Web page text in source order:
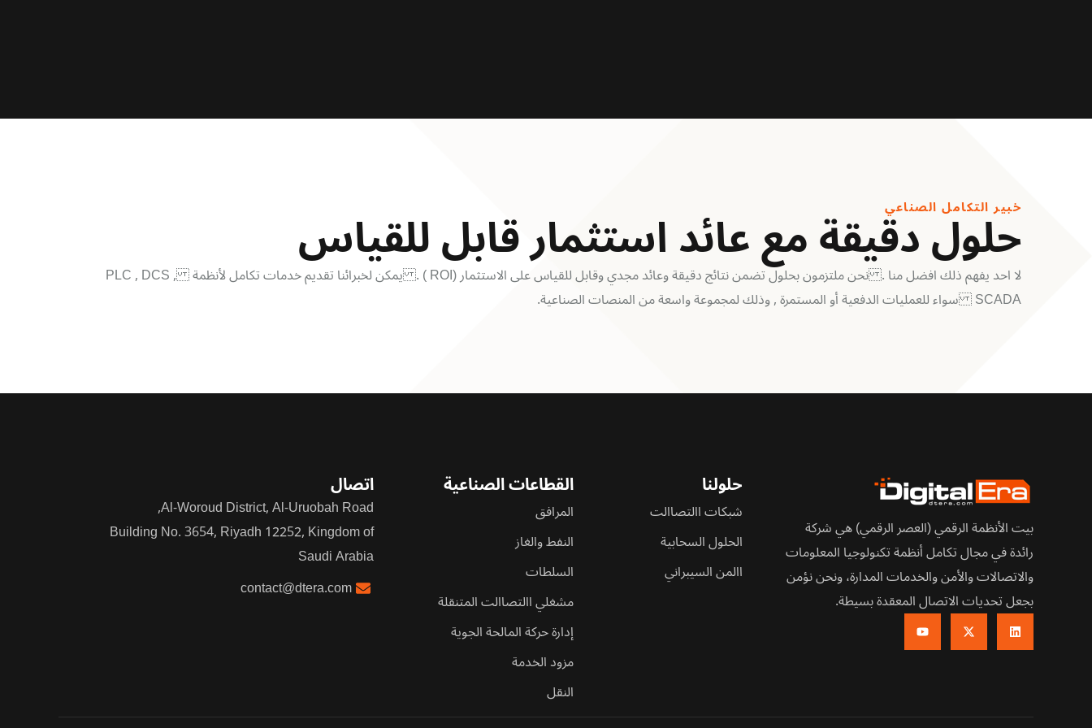
خبير التكامل الصناعي
حلول دقيقة مع عائد استثمار قابل للقياس
لا احد يفهم ذلك افضل منا . نحن ملتزمون بحلول تضمن نتائج دقيقة وعائد مجدي وقابل للقياس على الاستثمار (ROI ) . يمكن لخبرائنا تقديم خدمات تكامل لأنظمة PLC , DCS ,
SCADA سواء للعمليات الدفعية أو المستمرة , وذلك لمجموعة واسعة من المنصات الصناعية.
بيت الأنظمة الرقمي (العصر الرقمي) هي شركة
رائدة في مجال تكامل أنظمة تكنولوجيا المعلومات
والاتصالات والأمن والخدمات المدارة، ونحن نؤمن
بجعل تحديات الاتصال المعقدة بسيطة.
حلولنا
شبكات االتصاالت
الحلول السحابية
االمن السيبراني
القطاعات الصناعية
المرافق
النفط والغاز
السلطات
مشغلي االتصاالت المتنقلة
إدارة حركة المالحة الجوية
مزود الخدمة
النقل
اتصال
Al-Woroud District, Al-Uruobah Road,
Building No. 3654, Riyadh 12252, Kingdom of
Saudi Arabia
contact@dtera.com